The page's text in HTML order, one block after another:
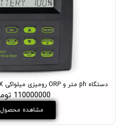
دستگاه ph متر و ORP رومیزی میلواکی Milwaukee MW150 MAX
110000000 تومان
مشاهده محصول